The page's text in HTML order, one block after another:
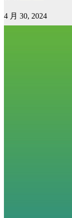
4 月 30, 2024